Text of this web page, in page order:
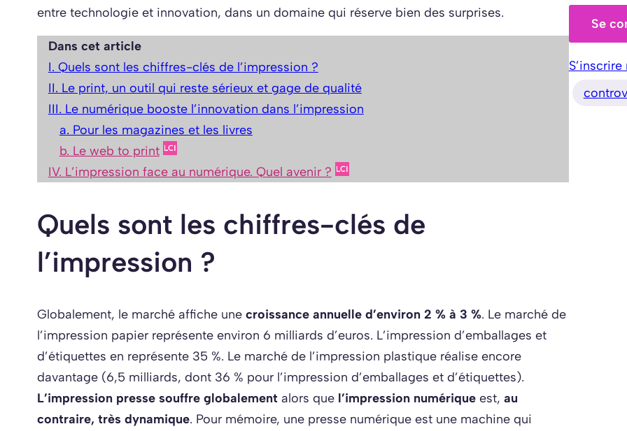
entre technologie et innovation, dans un domaine qui réserve bien des surprises.
Dans cet article
I. Quels sont les chiffres-clés de l’impression ?
II. Le print, un outil qui reste sérieux et gage de qualité
III. Le numérique booste l’innovation dans l’impression
a. Pour les magazines et les livres
b. Le web to print
IV. L’impression face au numérique. Quel avenir ?
Quels sont les chiffres-clés de
l’impression ?
Globalement, le marché affiche une croissance annuelle d’environ 2 % à 3 %. Le marché de
l’impression papier représente environ 6 milliards d’euros. L’impression d’emballages et
d’étiquettes en représente 35 %. Le marché de l’impression plastique réalise encore
davantage (6,5 milliards, dont 36 % pour l’impression d’emballages et d’étiquettes).
L’impression presse souffre globalement alors que l’impression numériqueest, au
contraire, très dynamique. Pour mémoire, une presse numérique est une machine qui